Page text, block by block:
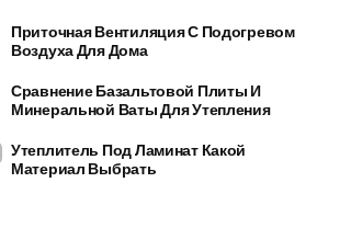
Приточная Вентиляция С Подогревом
Воздуха Для Дома
Сравнение Базальтовой Плиты И
Минеральной Ваты Для Утепления
Утеплитель Под Ламинат Какой
Материал Выбрать